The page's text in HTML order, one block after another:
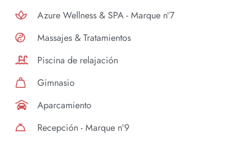
Azure Wellness & SPA - Marque nº7
Massajes & Tratamientos
Piscina de relajación
Gimnasio
Aparcamiento
Recepción - Marque nº9